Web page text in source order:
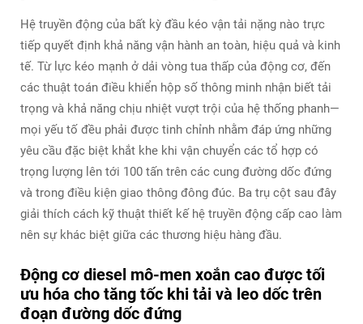
Hệ truyền động của bất kỳ đầu kéo vận tải nặng nào trực
tiếp quyết định khả năng vận hành an toàn, hiệu quả và kinh
tế. Từ lực kéo mạnh ở dải vòng tua thấp của động cơ, đến
các thuật toán điều khiển hộp số thông minh nhận biết tải
trọng và khả năng chịu nhiệt vượt trội của hệ thống phanh—
mọi yếu tố đều phải được tinh chỉnh nhằm đáp ứng những
yêu cầu đặc biệt khắt khe khi vận chuyển các tổ hợp có
trọng lượng lên tới 100 tấn trên các cung đường dốc đứng
và trong điều kiện giao thông đông đúc. Ba trụ cột sau đây
giải thích cách kỹ thuật thiết kế hệ truyền động cấp cao làm
nên sự khác biệt giữa các thương hiệu hàng đầu.
Động cơ diesel mô-men xoắn cao được tối
ưu hóa cho tăng tốc khi tải và leo dốc trên
đoạn đường dốc đứng